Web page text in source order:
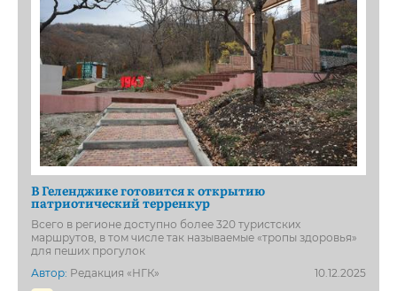
В Геленджике готовится к открытию
патриотический терренкур
Всего в регионе доступно более 320 туристских
маршрутов, в том числе так называемые «тропы здоровья»
для пеших прогулок
Автор: Редакция «НГК»
10.12.2025